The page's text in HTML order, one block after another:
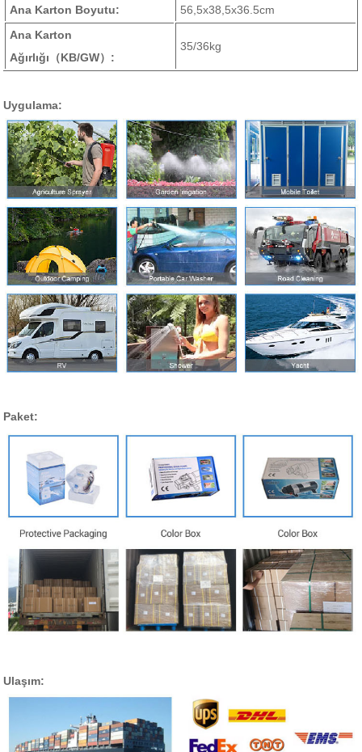
Ana Karton Boyutu:
56,5x38,5x36.5cm
Ana Karton
Ağırlığı （KB/GW） :
35/36kg
Uygulama:
Paket:
Ulaşım: